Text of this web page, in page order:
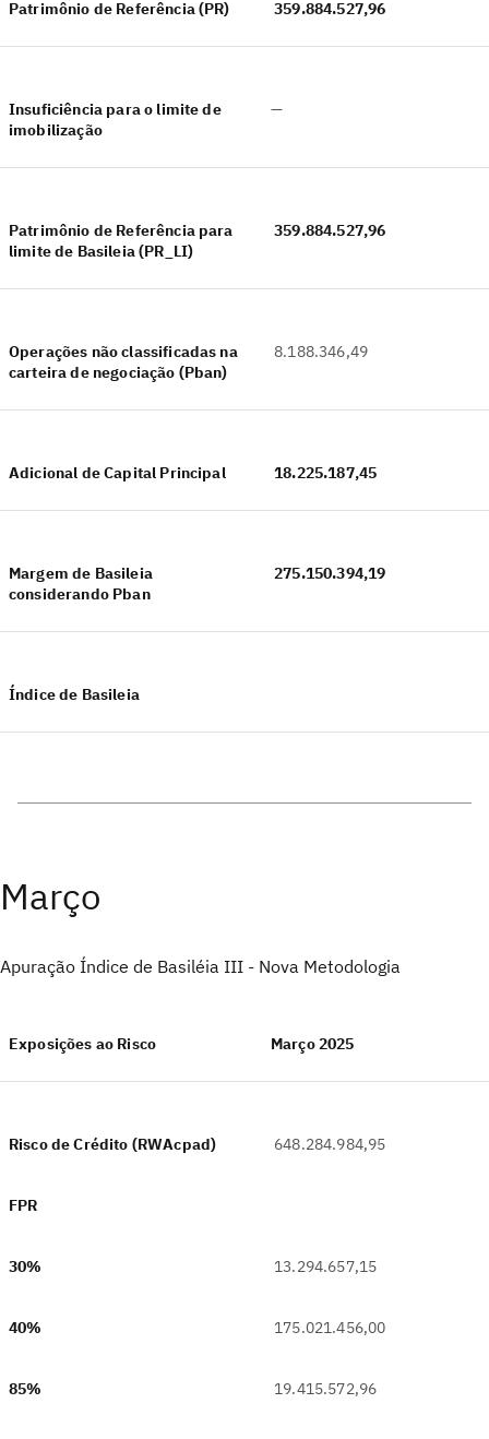
Patrimônio de Referência (PR) 359.884.527,96
Insuficiência para o limite de
imobilização
—
Patrimônio de Referência para
limite de Basileia (PR_LI)
359.884.527,96
Operações não classificadas na
carteira de negociação (Pban)
8.188.346,49
Adicional de Capital Principal 18.225.187,45
Margem de Basileia
considerando Pban
275.150.394,19
Índice de Basileia
Março
Apuração Índice de Basiléia III - Nova Metodologia
Exposições ao Risco Março 2025
Risco de Crédito (RWAcpad)
FPR
30%
40%
85%
648.284.984,95
13.294.657,15
175.021.456,00
19.415.572,96